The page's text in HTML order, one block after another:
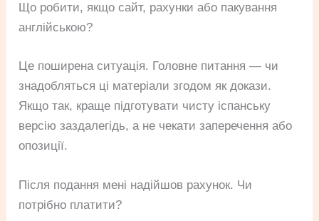
Що робити, якщо сайт, рахунки або пакування
англійською?
Це поширена ситуація. Головне питання — чи
знадобляться ці матеріали згодом як докази.
Якщо так, краще підготувати чисту іспанську
версію заздалегідь, а не чекати заперечення або
опозиції.
Після подання мені надійшов рахунок. Чи
потрібно платити?